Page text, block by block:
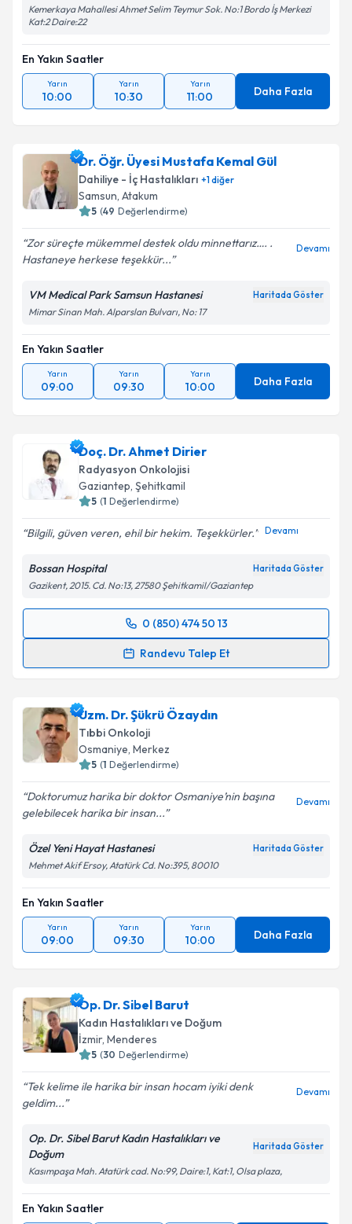
Kemerkaya Mahallesi Ahmet Selim Teymur Sok. No:1 Bordo İş Merkezi
Kat:2 Daire:22
En Yakın Saatler
Yarın
10:00
Yarın
10:30
Yarın
11:00 Daha Fazla
Dr. Öğr. Üyesi Mustafa Kemal Gül
Dahiliye - İç Hastalıkları +1diğer
Samsun, Atakum
5 (49 Değerlendirme)
Zor süreçte mükemmel destek oldu minnettarız…. .
Hastaneye herkese teşekkür...
Devamı
VM Medical Park Samsun Hastanesi Haritada Göster
Mimar Sinan Mah. Alparslan Bulvarı, No: 17
En Yakın Saatler
Yarın
09:00
Yarın
09:30
Yarın
10:00 Daha Fazla
Doç. Dr. Ahmet Dirier
Radyasyon Onkolojisi
Gaziantep, Şehitkamil
5 (1 Değerlendirme)
Bilgili, güven veren, ehil bir hekim. Teşekkürler. Devamı
Bossan Hospital Haritada Göster
Gazikent, 2015. Cd. No:13, 27580 Şehitkamil/Gaziantep
0 (850) 474 50 13
Randevu Talep Et
Randevu Takvimi Talebi
takvim hazırlandığında e-posta ile bilgilendireceğiz.
E-posta Adresiniz
kapsamda işlenmesini kabul ediyorum.
Uzm. Dr. Şükrü Özaydın
Tıbbi Onkoloji
Osmaniye, Merkez
5 (1 Değerlendirme)
Doktorumuz harika bir doktor Osmaniye’nin başına
gelebilecek harika bir insan...
Devamı
Özel Yeni Hayat Hastanesi Haritada Göster
Mehmet Akif Ersoy, Atatürk Cd. No:395, 80010
En Yakın Saatler
Yarın
09:00
Yarın
09:30
Yarın
10:00 Daha Fazla
Op. Dr. Sibel Barut
Kadın Hastalıkları ve Doğum
İzmir, Menderes
5 (30 Değerlendirme)
Tek kelime ile harika bir insan hocam iyiki denk
geldim...
Devamı
Op. Dr. Sibel Barut Kadın Hastalıkları ve
Doğum
Haritada Göster
Kasımpaşa Mah. Atatürk cad. No:99, Daire:1, Kat:1, Olsa plaza,
En Yakın Saatler